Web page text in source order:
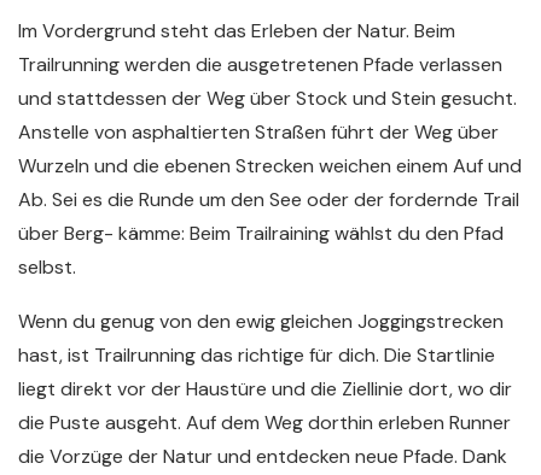
Im Vordergrund steht das Erleben der Natur. Beim
Trailrunning werden die ausgetretenen Pfade verlassen
und stattdessen der Weg über Stock und Stein gesucht.
Anstelle von asphaltierten Straßen führt der Weg über
Wurzeln und die ebenen Strecken weichen einem Auf und
Ab. Sei es die Runde um den See oder der fordernde Trail
über Berg- kämme: Beim Trailraining wählst du den Pfad
selbst.
Wenn du genug von den ewig gleichen Joggingstrecken
hast, ist Trailrunning das richtige für dich. Die Startlinie
liegt direkt vor der Haustüre und die Ziellinie dort, wo dir
die Puste ausgeht. Auf dem Weg dorthin erleben Runner
die Vorzüge der Natur und entdecken neue Pfade. Dank